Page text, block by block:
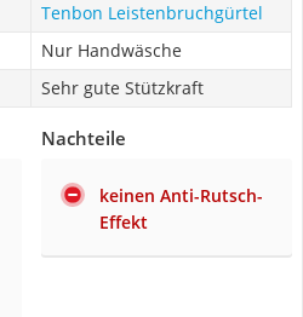
Tenbon Leistenbruchgürtel
Nur Handwäsche
Sehr gute Stützkraft
Nachteile
keinen Anti-Rutsch-
Effekt